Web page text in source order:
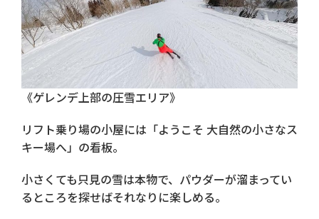
《ゲレンデ上部の圧雪エリア》
リフト乗り場の小屋には「ようこそ 大自然の小さなス
キー場へ」の看板。
小さくても只見の雪は本物で、パウダーが溜まってい
るところを探せばそれなりに楽しめる。